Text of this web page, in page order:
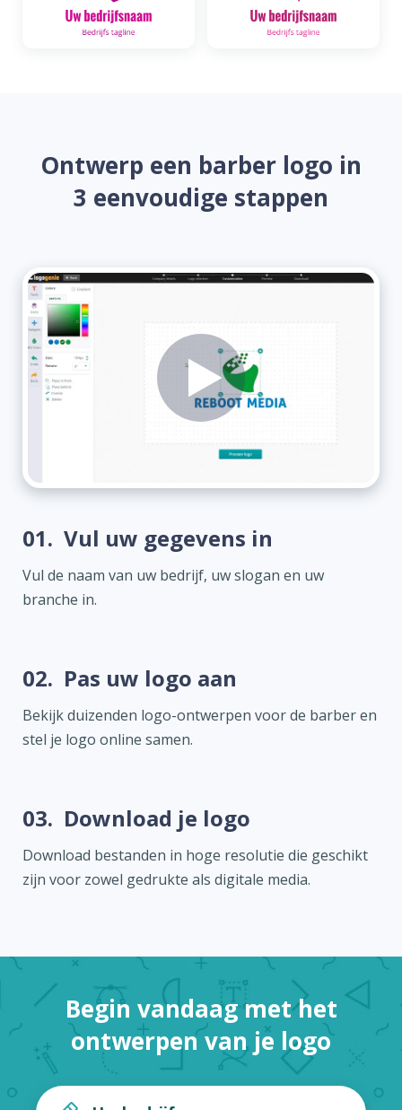
Ontwerp een barber logo in
3 eenvoudige stappen
01. Vul uw gegevens in
Vul de naam van uw bedrijf, uw slogan en uw
branche in.
02. Pas uw logo aan
Bekijk duizenden logo-ontwerpen voor de barber en
stel je logo online samen.
03. Download je logo
Download bestanden in hoge resolutie die geschikt
zijn voor zowel gedrukte als digitale media.
Begin vandaag met het
ontwerpen van je logo